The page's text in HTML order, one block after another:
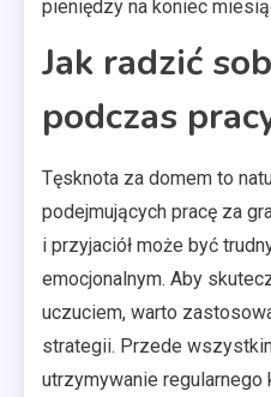
pieniędzy na koniec
Jak radzić
podczas
Tęsknota za domem to
podejmujących pracę za
i przyjaciół może być
emocjonalnym. Aby
uczuciem, warto
strategii. Przede
utrzymywanie